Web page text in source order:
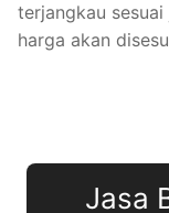
terjangkau
harga akan
Jasa